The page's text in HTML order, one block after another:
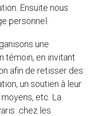
Ensuite nous
personnel.
une
témoin, en invitant
afin de retisser des
un soutien à leur
etc. La
chez les